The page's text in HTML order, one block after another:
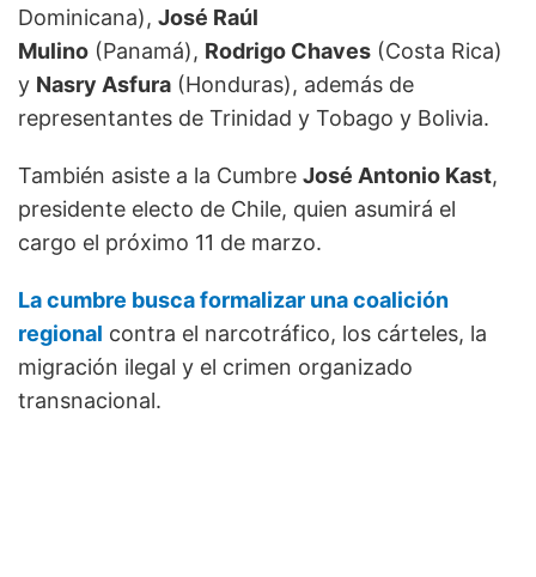
Dominicana), José Raúl
Mulino (Panamá), Rodrigo Chaves (Costa Rica)
y Nasry Asfura (Honduras), además de
representantes de Trinidad y Tobago y Bolivia.
También asiste a la Cumbre José Antonio Kast,
presidente electo de Chile, quien asumirá el
cargo el próximo 11 de marzo.
La cumbre busca formalizar una coalición
regional contra el narcotráfico, los cárteles, la
migración ilegal y el crimen organizado
transnacional.